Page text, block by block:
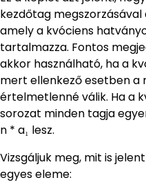
kezdőtag
amely a kvóciens
tartalmazza. Fontos
akkor használható, ha a
mert ellenkező esetben a
értelmetlenné válik. Ha a
sorozat minden tagja
n * a₁ lesz.
Vizsgáljuk meg, mit is
egyes eleme: